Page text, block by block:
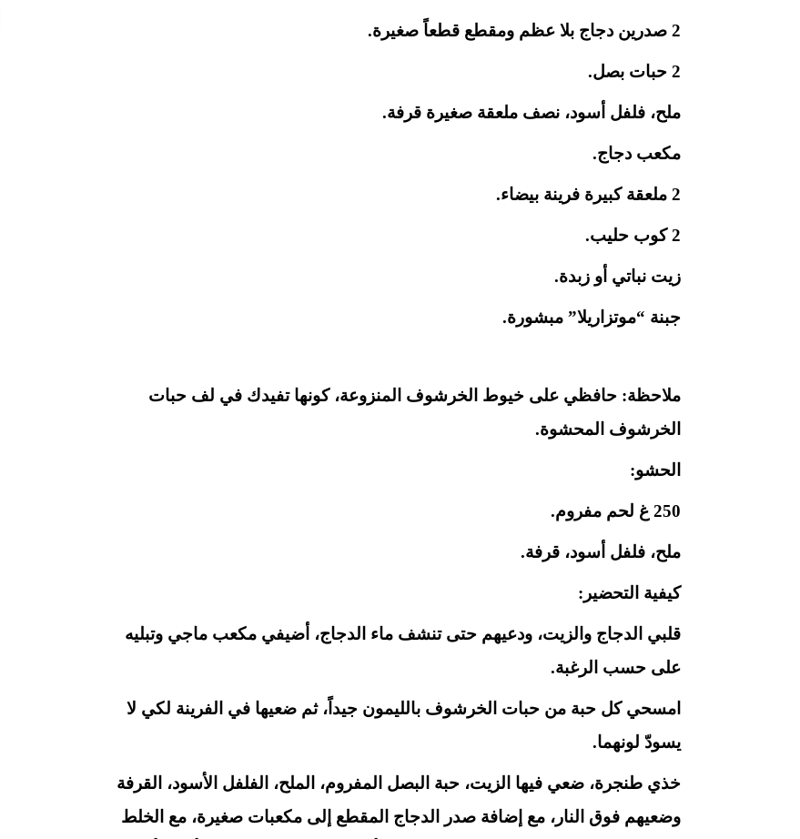
2 صدرين دجاج بلا عظم ومقطع قطعاً صغيرة.
2 حبات بصل.
ملح، فلفل أسود، نصف ملعقة صغيرة قرفة.
مكعب دجاج.
2 ملعقة كبيرة فرينة بيضاء.
2 كوب حليب.
زيت نباتي أو زبدة.
جبنة “موتزاريلا” مبشورة.
ملاحظة: حافظي على خيوط الخرشوف المنزوعة، كونها تفيدك في لف حبات
الخرشوف المحشوة.
الحشو:
250 غ لحم مفروم.
ملح، فلفل أسود، قرفة.
كيفية التحضير:
قلبي الدجاج والزيت، ودعيهم حتى تنشف ماء الدجاج، أضيفي مكعب ماجي وتبليه
على حسب الرغبة.
امسحي كل حبة من حبات الخرشوف بالليمون جيداً، ثم ضعيها في الفرينة لكي لا
يسودّ لونهما.
خذي طنجرة، ضعي فيها الزيت، حبة البصل المفروم، الملح، الفلفل الأسود، القرفة
وضعيهم فوق النار، مع إضافة صدر الدجاج المقطع إلى مكعبات صغيرة، مع الخلط